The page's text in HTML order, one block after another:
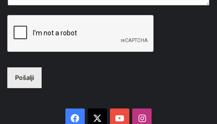
Pošalji
Facebook YouTubeInstagram